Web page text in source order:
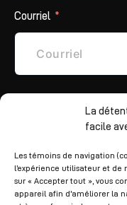
La
facile
Les témoins de navigation
l’expérience utilisateur et de
sur « Accepter tout », vous
appareil afin d'améliorer la
Courriel
Informations